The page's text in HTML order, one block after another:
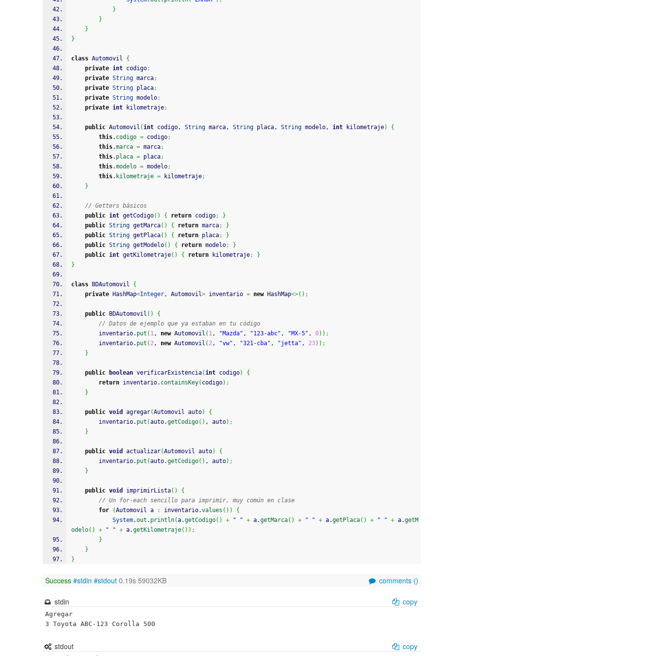
}
}
}
}
class Automovil {
private int codigo;
private String marca;
private String placa;
private String modelo;
private int kilometraje;
public Automovil (int codigo, String marca, String placa, String modelo, int kilometraje)
{
this. codigo = codigo;
this.marca = marca;
this. placa = placa;
this.modelo = modelo;
this. kilometraje = kilometraje;
}
// Getters básicos
public int getCodigo( ) { return codigo;
}
public String getMarca( ) { return marca;
}
public String getPlaca( ) { return placa;
}
public String getModelo( ) { return modelo;
}
public int getKilometraje( ) { return kilometraje;
}
}
class BDAutomovil {
private HashMap<Integer, Automovil> inventario = new HashMap<>( ) ;
public BDAutomovil ( )
{
// Datos de ejemplo que ya estaban en tu código
        inventario.
put ( 1, new Automovil ( 1, "Mazda" , "123-abc" , "MX-5" , 0) ) ;
        inventario.
put ( 2, new Automovil ( 2, "vw" , "321-cba" , "jetta" , 23) ) ;
}
public boolean verificarExistencia(int codigo)
{
return inventario. containsKey( codigo) ;
}
public void agregar(Automovil auto)
{
        inventario.
put (auto.getCodigo( ) , auto) ;
}
public void actualizar(Automovil auto)
{
        inventario.
put (auto.getCodigo( ) , auto) ;
}
public void imprimirLista( )
{
// Un for-each sencillo para imprimir, muy común en clase
for
(Automovil a : inventario.values ( ) )
{
System.out . println(a.getCodigo( ) + " " + a.getMarca( ) + " " + a.getPlaca( ) + " " + a.getM
odelo( ) + " " + a.getKilometraje( ) ) ;
}
}
}
Success #stdin #stdout 0.19s 59032KB comments ()
stdin copy
Agregar
3 Toyota ABC-123 Corolla 500
stdout copy